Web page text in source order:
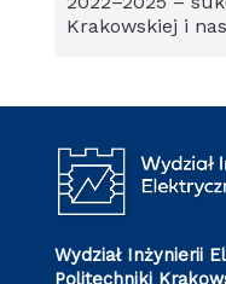
Krakowskiej i
Wydział Inżynierii
Politechniki